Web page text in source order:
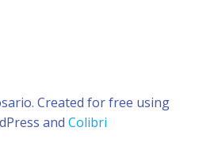
Created for free using
and Colibri